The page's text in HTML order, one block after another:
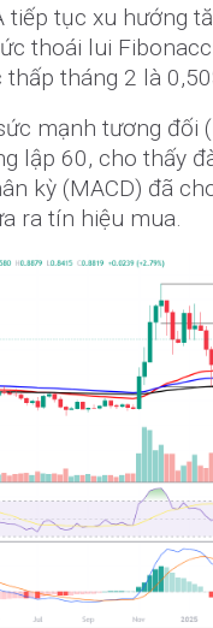
tiếp tục xu hướng
thoái lui
thấp tháng 2 là
mạnh tương đối
lập 60, cho thấy
kỳ (MACD) đã
ra tín hiệu mua.